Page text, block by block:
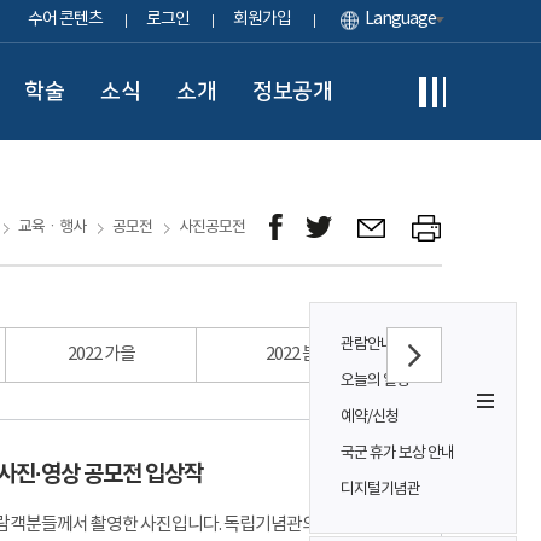
수어 콘텐츠 로그인 회원가입 Language
학술 소식 소개 정보공개
관람안내
오늘의 일정
예약/신청
국군 휴가 보상 안내
디지털기념관
교육ㆍ행사 공모전 사진공모전
2022 가을 2022 봄
진·영상 공모전 입상작
분들께서 촬영한 사진입니다. 독립기념관의